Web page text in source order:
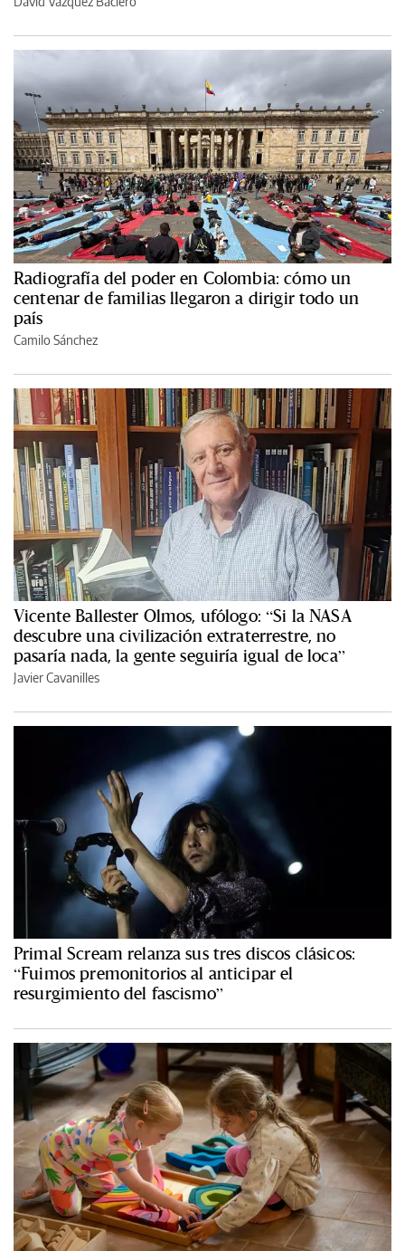
Radiografía del poder en Colombia: cómo un
centenar de familias llegaron a dirigir todo un
país
Camilo Sánchez
Vicente Ballester Olmos, ufólogo: “Si la NASA
descubre una civilización extraterrestre, no
pasaría nada, la gente seguiría igual de loca”
Javier Cavanilles
Primal Scream relanza sus tres discos clásicos:
“Fuimos premonitorios al anticipar el
resurgimiento del fascismo”